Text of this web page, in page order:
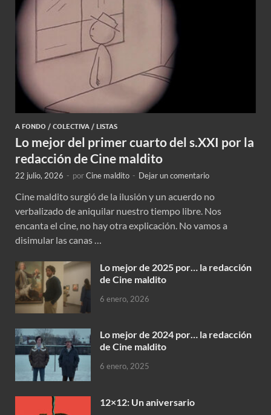
A FONDO / COLECTIVA / LISTAS
Lo mejor del primer cuarto del s.XXI por la
redacción de Cine maldito
22 julio, 2026 - porCine maldito - Dejar un comentario
Cine maldito surgió de la ilusión y un acuerdo no
verbalizado de aniquilar nuestro tiempo libre. Nos
encanta el cine, no hay otra explicación. No vamos a
disimular las canas …
Lo mejor de 2025 por… la redacción
de Cine maldito
6 enero, 2026
Lo mejor de 2024 por… la redacción
de Cine maldito
6 enero, 2025
12×12: Un aniversario